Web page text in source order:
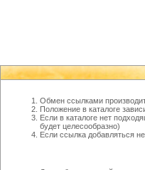
Обмен ссылками
Положение в каталоге
Если в каталоге нет
будет целесообразно)
Если ссылка добавляться